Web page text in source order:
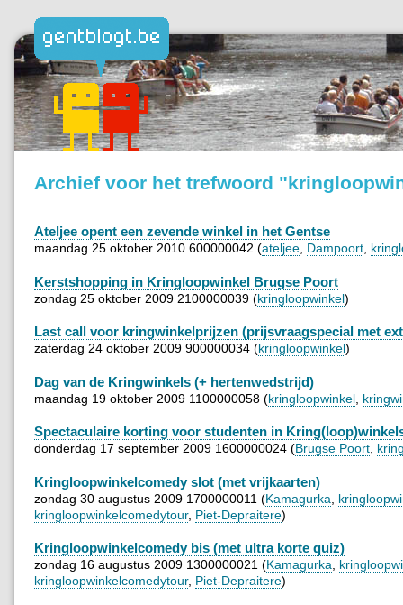
Archief voor het trefwoord
Ateljee opent een zevende winkel in het Gentse
maandag 25 oktober 2010 600000042 (ateljee Dampoort
Kerstshopping in Kringloopwinkel Brugse Poort
zondag 25 oktober 2009 2100000039 (kringloopwinkel)
Last call voor kringwinkelprijzen (prijsvraagspecial met
zaterdag 24 oktober 2009 900000034 (kringloopwinkel)
Dag van de Kringwinkels (+ hertenwedstrijd)
maandag 19 oktober 2009 1100000058 (kringloopwinkel
Spectaculaire korting voor studenten in
donderdag 17 september 2009 1600000024 (Brugse Poort
Kringloopwinkelcomedy slot (met vrijkaarten)
zondag 30 augustus 2009 1700000011 (Kamagurka
kringloopwinkelcomedytour, Piet-Depraitere)
Kringloopwinkelcomedy bis (met ultra korte quiz)
zondag 16 augustus 2009 1300000021 (Kamagurka
kringloopwinkelcomedytour, Piet-Depraitere)